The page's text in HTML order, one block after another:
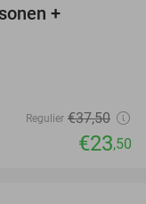
+
Regulier €37,50
€23,50